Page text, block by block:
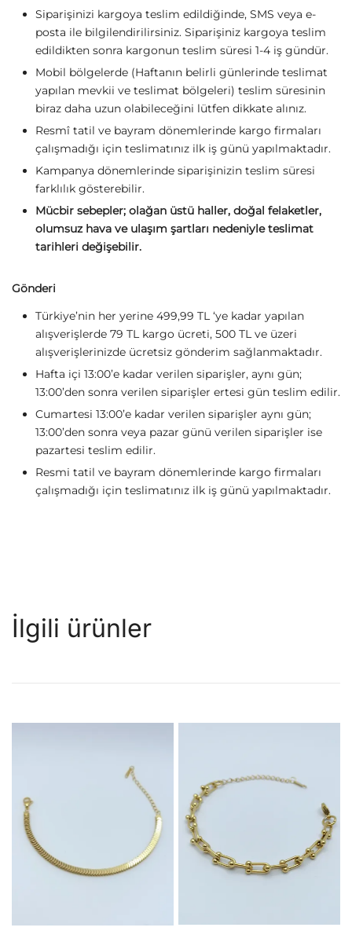
Siparişinizi kargoya teslim edildiğinde, SMS veya e-
posta ile bilgilendirilirsiniz. Siparişiniz kargoya teslim
edildikten sonra kargonun teslim süresi 1-4 iş gündür.
Mobil bölgelerde (Haftanın belirli günlerinde teslimat
yapılan mevkii ve teslimat bölgeleri) teslim süresinin
biraz daha uzun olabileceğini lütfen dikkate alınız.
Resmî tatil ve bayram dönemlerinde kargo firmaları
çalışmadığı için teslimatınız ilk iş günü yapılmaktadır.
Kampanya dönemlerinde siparişinizin teslim süresi
farklılık gösterebilir.
Mücbir sebepler; olağan üstü haller, doğal felaketler,
olumsuz hava ve ulaşım şartları nedeniyle teslimat
tarihleri değişebilir.
Gönderi
Türkiye’nin her yerine 499,99 TL ‘ye kadar yapılan
alışverişlerde 79 TL kargo ücreti, 500 TL ve üzeri
alışverişlerinizde ücretsiz gönderim sağlanmaktadır.
Hafta içi 13:00’e kadar verilen siparişler, aynı gün;
13:00’den sonra verilen siparişler ertesi gün teslim edilir.
Cumartesi 13:00’e kadar verilen siparişler aynı gün;
13:00’den sonra veya pazar günü verilen siparişler ise
pazartesi teslim edilir.
Resmi tatil ve bayram dönemlerinde kargo firmaları
çalışmadığı için teslimatınız ilk iş günü yapılmaktadır.
İlgili ürünler